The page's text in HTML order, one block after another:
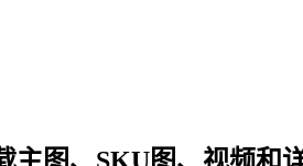
主图、SKU图、视频和